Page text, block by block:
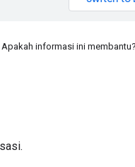
Apakah informasi ini membantu?